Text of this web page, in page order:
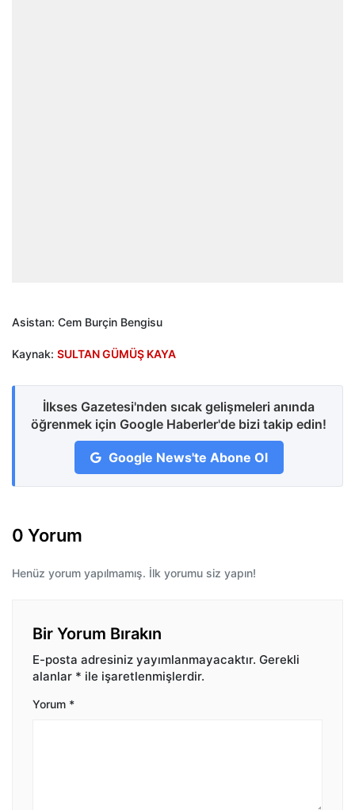
Asistan: Cem Burçin Bengisu
Kaynak: SULTAN GÜMÜŞ KAYA
İlkses Gazetesi'nden sıcak gelişmeleri anında
öğrenmek için Google Haberler'de bizi takip edin!
Google News'te Abone Ol
0 Yorum
Henüz yorum yapılmamış. İlk yorumu siz yapın!
Bir Yorum Bırakın
E-posta adresiniz yayımlanmayacaktır. Gerekli
alanlar * ile işaretlenmişlerdir.
Yorum *